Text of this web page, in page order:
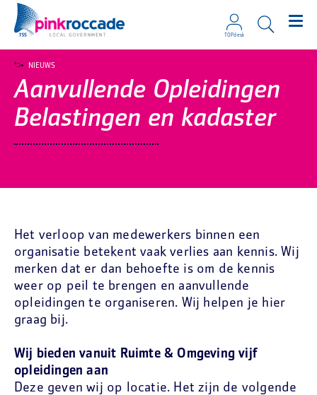
TOPdesk
Aanvullende Opleidingen
Belastingen en kadaster
NIEUWS
Het verloop van medewerkers binnen een
organisatie betekent vaak verlies aan kennis. Wij
merken dat er dan behoefte is om de kennis
weer op peil te brengen en aanvullende
opleidingen te organiseren. Wij helpen je hier
graag bij.
Wij bieden vanuit Ruimte & Omgeving vijf
opleidingen aan
Deze geven wij op locatie. Het zijn de volgende